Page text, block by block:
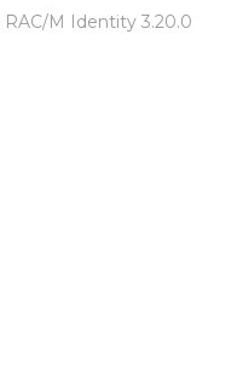
M Identity 3.20.0